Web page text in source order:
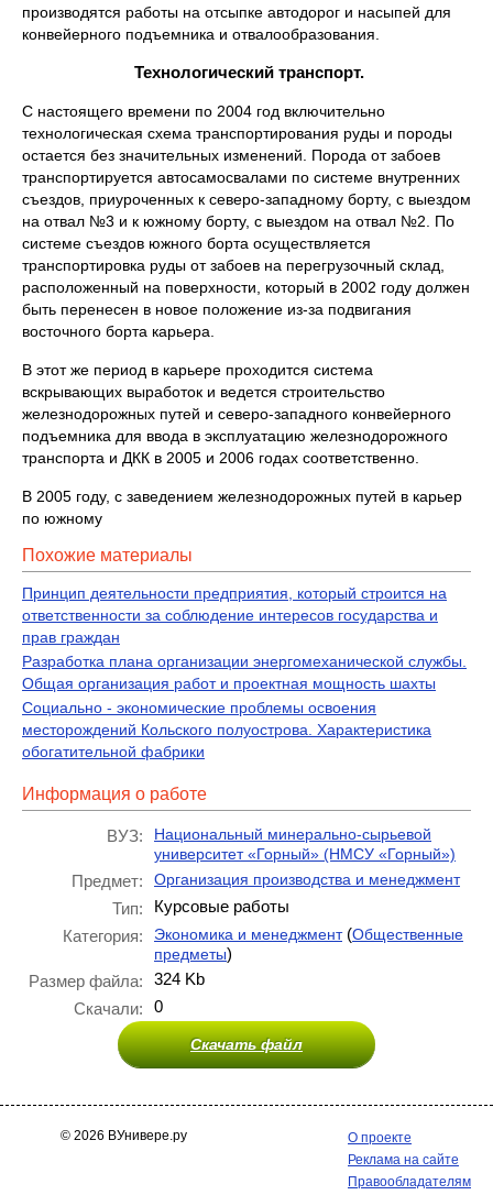
производятся работы на отсыпке автодорог и насыпей для
конвейерного подъемника и отвалообразования.
Технологический транспорт.
С настоящего времени по 2004 год включительно
технологическая схема транспортирования руды и породы
остается без значительных изменений. Порода от забоев
транспортируется автосамосвалами по системе внутренних
съездов, приуроченных к северо-западному борту, с выездом
на отвал №3 и к южному борту, с выездом на отвал №2. По
системе съездов южного борта осуществляется
транспортировка руды от забоев на перегрузочный склад,
расположенный на поверхности, который в 2002 году должен
быть перенесен в новое положение из-за подвигания
восточного борта карьера.
В этот же период в карьере проходится система
вскрывающих выработок и ведется строительство
железнодорожных путей и северо-западного конвейерного
подъемника для ввода в эксплуатацию железнодорожного
транспорта и ДКК в 2005 и 2006 годах соответственно.
В 2005 году, с заведением железнодорожных путей в карьер
по южному
Похожие материалы
Принцип деятельности предприятия, который строится на
ответственности за соблюдение интересов государства и
прав граждан
Разработка плана организации энергомеханической службы.
Общая организация работ и проектная мощность шахты
Социально - экономические проблемы освоения
месторождений Кольского полуострова. Характеристика
обогатительной фабрики
Информация о работе
ВУЗ:
Национальный минерально-сырьевой
университет «Горный» (НМСУ «Горный»)
Предмет: Организация производства и менеджмент
Тип:
Курсовые работы
Категория:
Экономика и менеджмент(Общественные
предметы)
Размер файла:
324 Kb
Скачали:
0
Скачать файл
© 2026 ВУнивере.ру
О проекте
Реклама на сайте
Правообладателям